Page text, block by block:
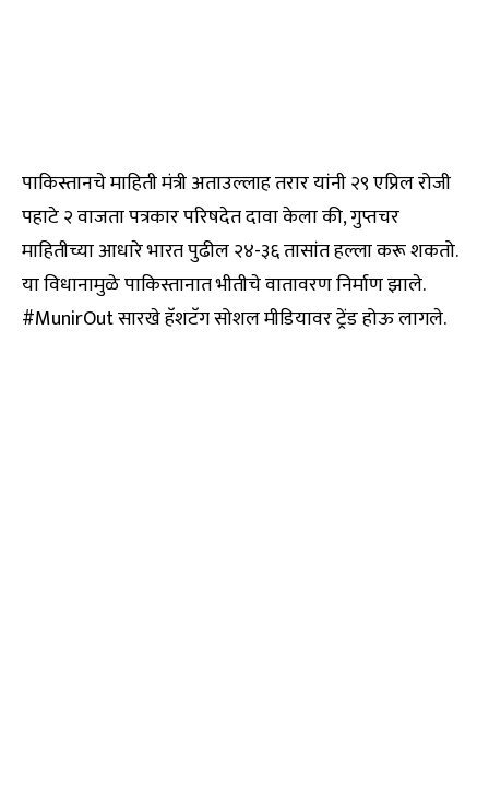
पाकिस्तानचे माहिती मंत्री अताउल्लाह तरार यांनी २९ एप्रिल रोजी
पहाटे २ वाजता पत्रकार परिषदेत दावा केला की, गुप्तचर
माहितीच्या आधारे भारत पुढील २४-३६ तासांत हल्ला करू शकतो.
या विधानामुळे पाकिस्तानात भीतीचे वातावरण निर्माण झाले.
#MunirOut सारखे हॅशटॅग सोशल मीडियावर ट्रेंड होऊ लागले.